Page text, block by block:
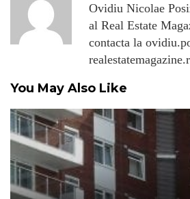
Ovidiu Nicolae
al Real Estate
contacta la
You May Also Like